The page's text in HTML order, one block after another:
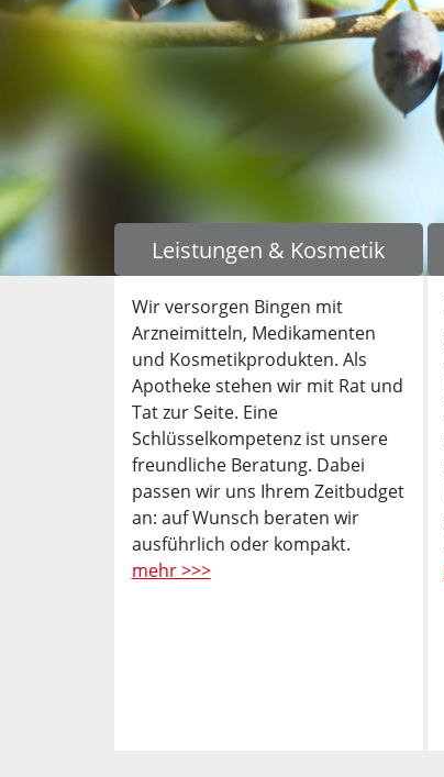
Leistungen & Kosmetik
Wir versorgen Bingen mit
Arzneimitteln, Medikamenten
und Kosmetikprodukten. Als
Apotheke stehen wir mit Rat und
Tat zur Seite. Eine
Schlüsselkompetenz ist unsere
freundliche Beratung. Dabei
passen wir uns Ihrem Zeitbudget
an: auf Wunsch beraten wir
ausführlich oder kompakt.
mehr >>>